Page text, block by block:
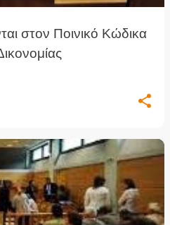
στον Ποινικό Κώδικα